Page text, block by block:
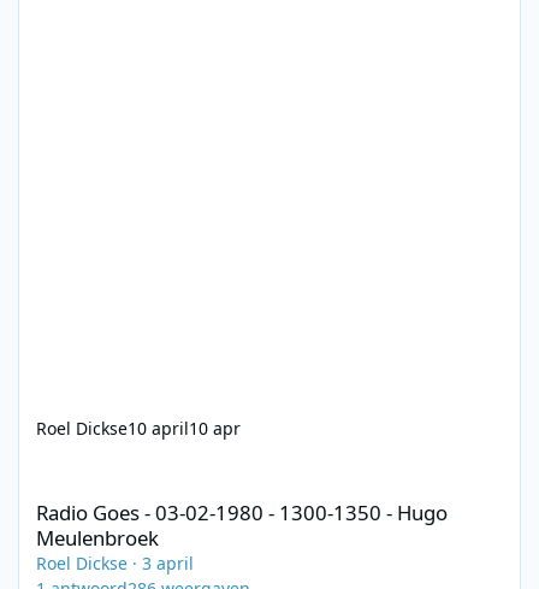
Roel Dickse10 april10 apr
Radio Goes - 03-02-1980 - 1300-1350 - Hugo
Meulenbroek
Roel Dickse · 3 april